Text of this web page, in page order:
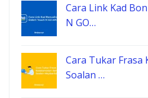
Cara Link Kad
N GO…
Cara Tukar Frasa
Soalan …